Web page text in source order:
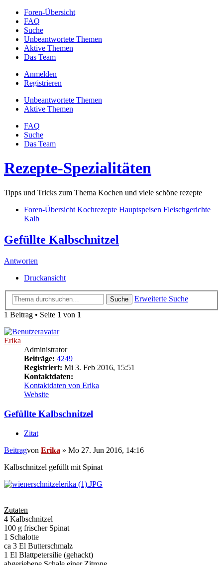
Foren-Übersicht
FAQ
Suche
Unbeantwortete Themen
Aktive Themen
Das Team
Anmelden
Registrieren
Unbeantwortete Themen
Aktive Themen
FAQ
Suche
Das Team
Rezepte-Spezialitäten
Tipps und Tricks zum Thema Kochen und viele schöne rezepte
Foren-Übersicht Kochrezepte Hauptspeisen Fleischgerichte
Kalb
Gefüllte Kalbschnitzel
Antworten
Druckansicht
Suche
Erweiterte Suche
1 Beitrag • Seite 1 von 1
Erika
Administrator
Beiträge: 4249
Registriert: Mi 3. Feb 2016, 15:51
Kontaktdaten:
Kontaktdaten von Erika
Website
Gefüllte Kalbschnitzel
Zitat
Beitragvon Erika » Mo 27. Jun 2016, 14:16
Kalbschnitzel gefüllt mit Spinat
Zutaten
4 Kalbschnitzel
100 g frischer Spinat
1 Schalotte
ca 3 El Butterschmalz
1 El Blattpetersilie (gehackt)